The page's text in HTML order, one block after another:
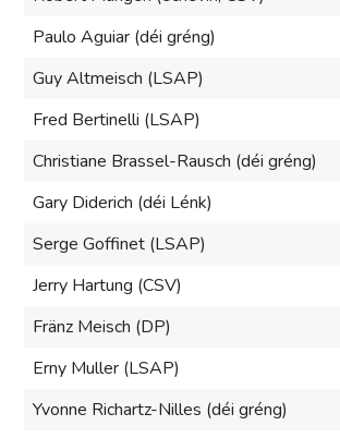
Paulo Aguiar (déi gréng)
Guy Altmeisch (LSAP)
Fred Bertinelli (LSAP)
Christiane Brassel-Rausch (déi gréng)
Gary Diderich (déi Lénk)
Serge Goffinet (LSAP)
Jerry Hartung (CSV)
Fränz Meisch (DP)
Erny Muller (LSAP)
Yvonne Richartz-Nilles (déi gréng)